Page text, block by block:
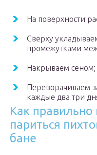
На поверхности
Сверху
промежутками
Накрываем сеном;
Переворачиваем
каждые два три
Как правильно
париться
бане